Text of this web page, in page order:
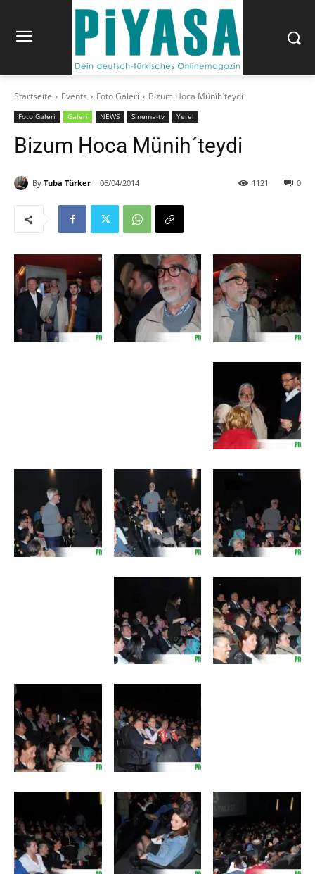
Startseite Events Foto Galeri Bizum Hoca Münih´teydi
Foto Galeri Galeri NEWS Sinema-tv Yerel
Bizum Hoca Münih´teydi
By Tuba Türker 06/04/2014 0
1121